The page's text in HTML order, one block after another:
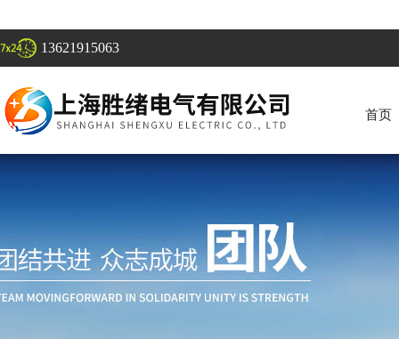
13621915063
首页